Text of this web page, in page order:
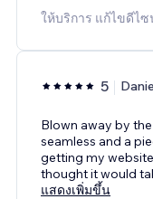
ให้บริการ แก้ไขดีไซ
5
Blown away by
seamless and a
getting my
thought it would
แสดงเพิ่มขึ้น